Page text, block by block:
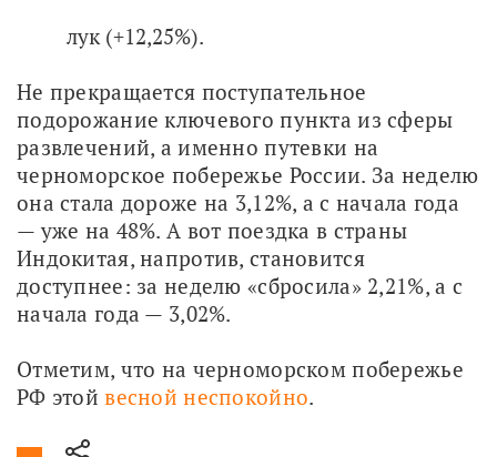
лук (+12,25%).
Не прекращается поступательное
подорожание ключевого пункта из сферы
развлечений, а именно путевки на
черноморское побережье России. За неделю
она стала дороже на 3,12%, а с начала года
— уже на 48%. А вот поездка в страны
Индокитая, напротив, становится
доступнее: за неделю «сбросила» 2,21%, а с
начала года — 3,02%.
Отметим, что на черноморском побережье
РФ этой весной неспокойно.